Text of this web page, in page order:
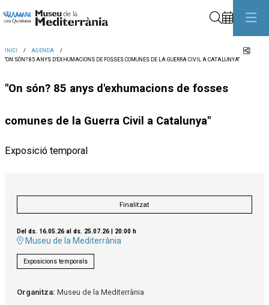
INICI
AGENDA
"ON SÓN? 85 ANYS D'EXHUMACIONS DE FOSSES COMUNES DE LA GUERRA CIVIL A CATALUNYA"
"On són? 85 anys d'exhumacions de fosses
comunes de la Guerra Civil a Catalunya"
Exposició temporal
Finalitzat
Del ds. 16.05.26 al ds. 25.07.26 | 20:00 h
Museu de la Mediterrània
Exposicions temporals
Organitza: Museu de la Mediterrània